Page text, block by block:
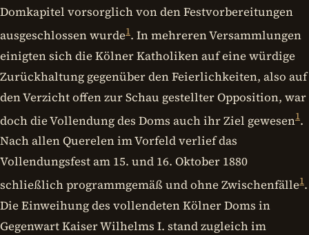
Domkapitel vorsorglich von den Festvorbereitungen
ausgeschlossen wurde1. In mehreren Versammlungen
einigten sich die Kölner Katholiken auf eine würdige
Zurückhaltung gegenüber den Feierlichkeiten, also auf
den Verzicht offen zur Schau gestellter Opposition, war
doch die Vollendung des Doms auch ihr Ziel gewesen1.
Nach allen Querelen im Vorfeld verlief das
Vollendungsfest am 15. und 16. Oktober 1880
schließlich programmgemäß und ohne Zwischenfälle1.
Die Einweihung des vollendeten Kölner Doms in
Gegenwart Kaiser Wilhelms I. stand zugleich im